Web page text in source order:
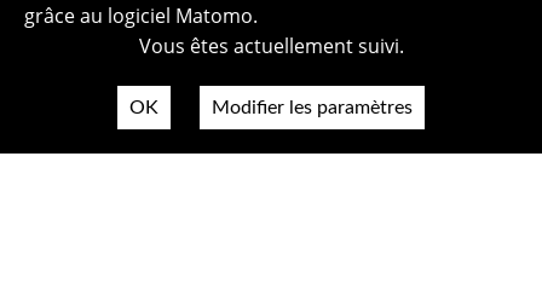
grâce au logiciel Matomo.
Vous êtes actuellement suivi.
OK Modifier les paramètres